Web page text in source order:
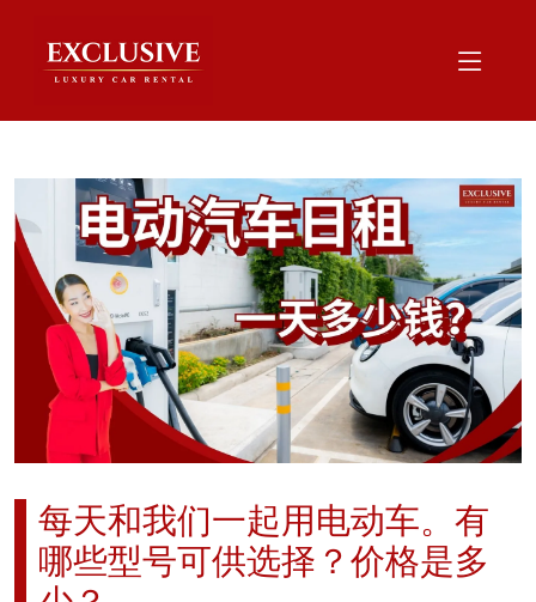
每天和我们一起用电动车。有
哪些型号可供选择？价格是多